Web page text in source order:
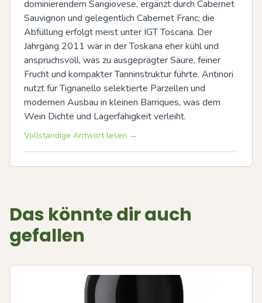
dominierendem Sangiovese, ergänzt durch Cabernet
Sauvignon und gelegentlich Cabernet Franc; die
Abfüllung erfolgt meist unter IGT Toscana. Der
Jahrgang 2011 war in der Toskana eher kühl und
anspruchsvoll, was zu ausgeprägter Säure, feiner
Frucht und kompakter Tanninstruktur führte. Antinori
nutzt für Tignanello selektierte Parzellen und
modernen Ausbau in kleinen Barriques, was dem
Wein Dichte und Lagerfähigkeit verleiht.
Vollständige Antwort lesen →
Das könnte dir auch
gefallen